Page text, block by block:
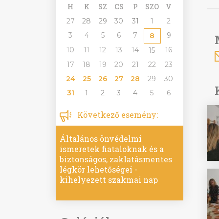
H K SZ CS P SZO V
27 28 29 30 31 1
2
3
4 5 6 7 8
9
10
11 12 13 14 15
16
17
18 19 20 21 22
23
24
25 26 27 28 29
30
31
1 2 3 4 5 6
Következő esemény:
Általános önvédelmi
ismeretek fiataloknak és a
biztonságos, zaklatásmentes
légkör lehetőségei -
kihelyezett szakmai nap